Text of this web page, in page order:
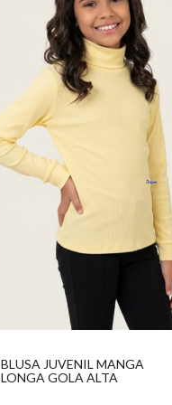
SHORT ALFAIATARIA DOIS
BOTÕES